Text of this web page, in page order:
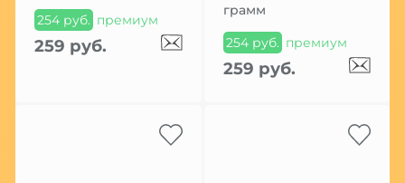
254 руб. премиум
259 руб.
грамм
254 руб. премиум
259 руб.